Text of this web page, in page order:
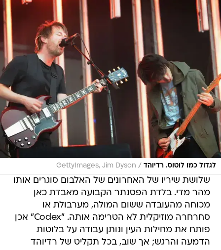
לגדול כמו לוטוס. רדיוהד /
GettyImages, Jim Dyson
שלושת שיריו של האחרונים של האלבום סוגרים אותו
מהר מדי. בלדת הפסנתר הקבועה מאבדת כאן
מכוחה מהעובדה ששום המולה, מערבולת או
סחרחרה מוזיקלית לא הטרימה אותה. "Codex" אכן
פותח את מחילות העין ונותן עבודה על בלוטות
הדמעה והרגש; אך שוב, בכל תקליט של רדיוהד